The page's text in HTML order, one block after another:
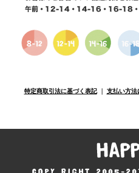
特定商取引法に基づく表記｜ 支払い方法